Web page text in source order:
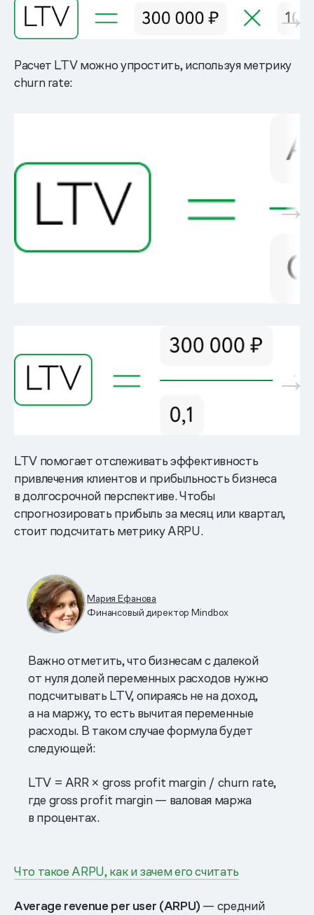
Расчет LTV можно упростить, используя метрику
churn rate:
LTV помогает отслеживать эффективность
привлечения клиентов и прибыльность бизнеса
в долгосрочной перспективе. Чтобы
спрогнозировать прибыль за месяц или квартал,
стоит подсчитать метрику ARPU.
Мария Ефанова
Финансовый директор Mindbox
Важно отметить, что бизнесам с далекой
от нуля долей переменных расходов нужно
подсчитывать LTV, опираясь не на доход,
а на маржу, то есть вычитая переменные
расходы. В таком случае формула будет
следующей:
LTV = ARR × gross profit margin / churn rate,
где gross profit margin — валовая маржа
в процентах.
Что такое ARPU, как и зачем его считать
Average revenue per user (ARPU) — средний